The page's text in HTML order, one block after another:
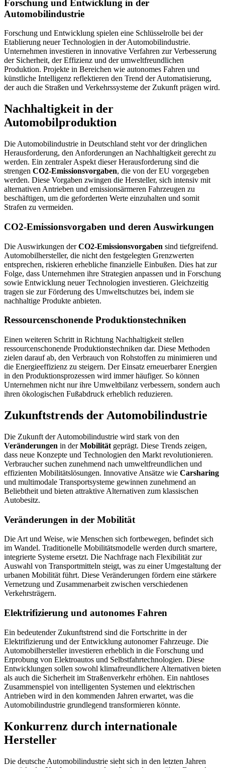
Forschung und Entwicklung in der
Automobilindustrie
Forschung und Entwicklung spielen eine Schlüsselrolle bei der
Etablierung neuer Technologien in der Automobilindustrie.
Unternehmen investieren in innovative Verfahren zur Verbesserung
der Sicherheit, der Effizienz und der umweltfreundlichen
Produktion. Projekte in Bereichen wie autonomes Fahren und
künstliche Intelligenz reflektieren den Trend der Automatisierung,
der auch die Straßen und Verkehrssysteme der Zukunft prägen wird.
Nachhaltigkeit in der
Automobilproduktion
Die Automobilindustrie in Deutschland steht vor der dringlichen
Herausforderung, den Anforderungen an Nachhaltigkeit gerecht zu
werden. Ein zentraler Aspekt dieser Herausforderung sind die
strengen CO2-Emissionsvorgaben, die von der EU vorgegeben
werden. Diese Vorgaben zwingen die Hersteller, sich intensiv mit
alternativen Antrieben und emissionsärmeren Fahrzeugen zu
beschäftigen, um die geforderten Werte einzuhalten und somit
Strafen zu vermeiden.
CO2-Emissionsvorgaben und deren Auswirkungen
Die Auswirkungen derCO2-Emissionsvorgaben sind tiefgreifend.
Automobilhersteller, die nicht den festgelegten Grenzwerten
entsprechen, riskieren erhebliche finanzielle Einbußen. Dies hat zur
Folge, dass Unternehmen ihre Strategien anpassen und in Forschung
sowie Entwicklung neuer Technologien investieren. Gleichzeitig
tragen sie zur Förderung des Umweltschutzes bei, indem sie
nachhaltige Produkte anbieten.
Ressourcenschonende Produktionstechniken
Einen weiteren Schritt in Richtung Nachhaltigkeit stellen
ressourcenschonende Produktionstechniken dar. Diese Methoden
zielen darauf ab, den Verbrauch von Rohstoffen zu minimieren und
die Energieeffizienz zu steigern. Der Einsatz erneuerbarer Energien
in den Produktionsprozessen wird immer häufiger. So können
Unternehmen nicht nur ihre Umweltbilanz verbessern, sondern auch
ihren ökologischen Fußabdruck erheblich reduzieren.
Zukunftstrends der Automobilindustrie
Die Zukunft der Automobilindustrie wird stark von den
Veränderungen in derMobilität geprägt. Diese Trends zeigen,
dass neue Konzepte und Technologien den Markt revolutionieren.
Verbraucher suchen zunehmend nach umweltfreundlichen und
effizienten Mobilitätslösungen. Innovative Ansätze wie Carsharing
und multimodale Transportsysteme gewinnen zunehmend an
Beliebtheit und bieten attraktive Alternativen zum klassischen
Autobesitz.
Veränderungen in der Mobilität
Die Art und Weise, wie Menschen sich fortbewegen, befindet sich
im Wandel. Traditionelle Mobilitätsmodelle werden durch smartere,
integrierte Systeme ersetzt. Die Nachfrage nach Flexibilität zur
Auswahl von Transportmitteln steigt, was zu einer Umgestaltung der
urbanen Mobilität führt. Diese Veränderungen fördern eine stärkere
Vernetzung und Zusammenarbeit zwischen verschiedenen
Verkehrsträgern.
Elektrifizierung und autonomes Fahren
Ein bedeutender Zukunftstrend sind die Fortschritte in der
Elektrifizierung und der Entwicklung autonomer Fahrzeuge. Die
Automobilhersteller investieren erheblich in die Forschung und
Erprobung von Elektroautos und Selbstfahrtechnologien. Diese
Entwicklungen sollen sowohl klimafreundlichere Alternativen bieten
als auch die Sicherheit im Straßenverkehr erhöhen. Ein nahtloses
Zusammenspiel von intelligenten Systemen und elektrischen
Antrieben wird in den kommenden Jahren erwartet, was die
Automobilindustrie grundlegend transformieren könnte.
Konkurrenz durch internationale
Hersteller
Die deutsche Automobilindustrie sieht sich in den letzten Jahren